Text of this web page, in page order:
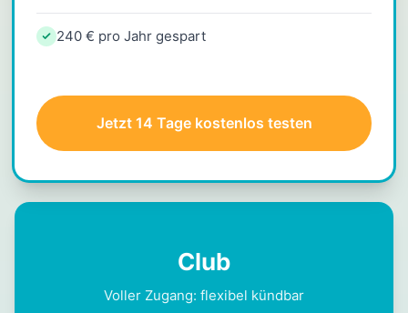
240 € pro Jahr gespart
Jetzt 14 Tage kostenlos testen
Club
Voller Zugang: flexibel kündbar